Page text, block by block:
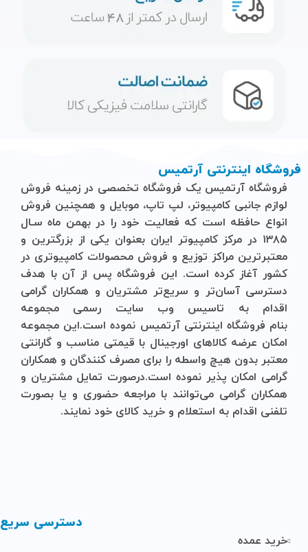
فروشگاه اینترنتی آرتمیس
فروشگاه آرتمیس یک فروشگاه تخصصی در زمینه فروش
لوازم جانبی کامپیوتر، لپ تاپ، موبایل و ‌همچنین فروش
انواع حافظه است که فعالیت خود را در بهمن ماه سـال
۱۳۸۵ در مرکز کامپیوتر ایران بعنوان یکی از بزرگترین و
معتبرترین مراکز توزیع و فروش محصولات کامپیوتری در
کشور آغاز کرده است. این فروشگاه پس از آن با هدف
دسترسی آسان‌تر و سریع‌تر مشتریان و همکاران گرامی
اقدام به تاسیس وب سایت رسمی مجموعه
بنام فروشگاه اینترنتی آرتمیس نموده است.این مجموعه
امکان عرضه کالاهای اورجینال با قیمتی مناسب و گارانتی
معتبر بدون هیچ واسطه را برای مصرف کنندگان و همکاران
گرامی امکان پذیر نموده است.درصورت تمایل مشتریان و
همکاران گرامی می‌توانند با مراجعه حضوری و یا بصورت
تلفنی اقدام به استعلام و خرید کالای خود نمایند.
دسترسی سریع
خرید عمده